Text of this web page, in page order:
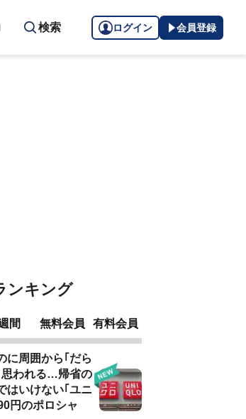
検索 ログイン 会員登録
ンキング
間 無料会員 有料会員
に周囲から｢だら
思われる…帰省の
はいけない｢ユニ
円のポロシャ